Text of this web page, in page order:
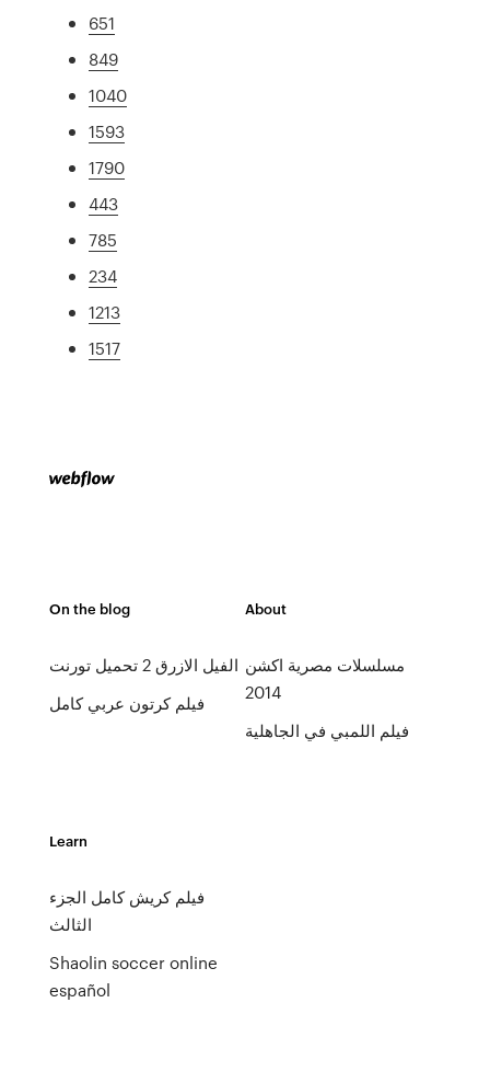
651
849
1040
1593
1790
443
785
234
1213
1517
On the blog
الفيل الازرق 2 تحميل تورنت
فيلم كرتون عربي كامل
About
مسلسلات مصرية اكشن
2014
فيلم اللمبي في الجاهلية
Learn
فيلم كريش كامل الجزء
الثالث
Shaolin soccer online
español